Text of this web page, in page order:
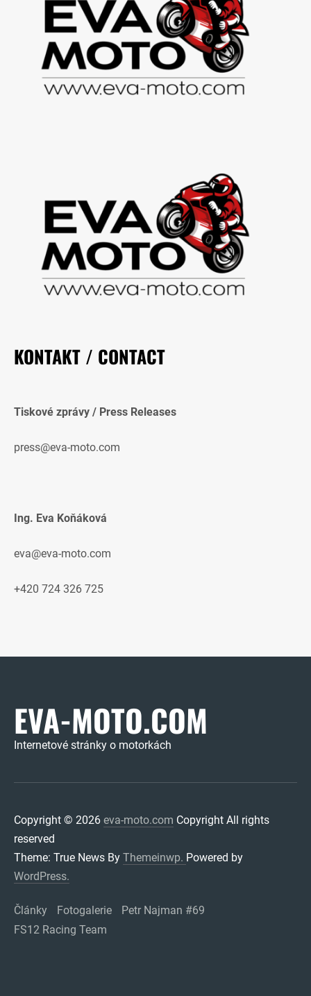
KONTAKT / CONTACT
Tiskové zprávy / Press Releases
press@eva-moto.com
Ing. Eva Koňáková
eva@eva-moto.com
+420 724 326 725
EVA-MOTO.COM
Internetové stránky o motorkách
Copyright © 2026 eva-moto.com Copyright All rights
reserved
Theme: True News By Themeinwp. Powered by
WordPress.
Články Fotogalerie
Petr Najman #69
FS12 Racing Team